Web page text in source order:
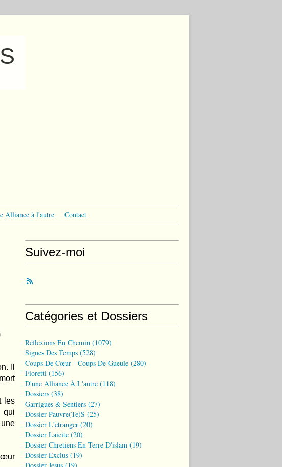
Alliance à l'autre Contact
Il
les
qui
Suivez-moi
Catégories et Dossiers
Réflexions En Chemin (1079)
Signes Des Temps (528)
Coups De Cœur - Coups De Gueule (280)
Fioretti (156)
D'une Alliance À L'autre (118)
Dossiers (38)
Garrigues & Sentiers (27)
Dossier Pauvre(te)s (25)
Dossier L'etranger (20)
Dossier Laicite (20)
Dossier Chretiens En Terre D'islam (19)
Dossier Exclus (19)